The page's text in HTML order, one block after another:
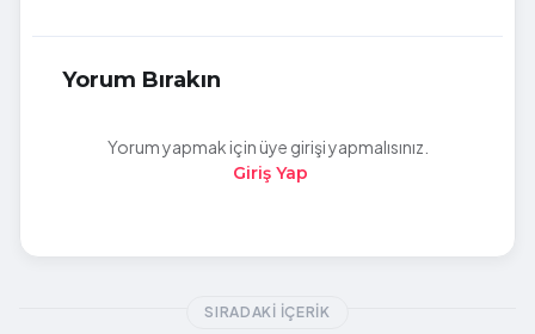
Yorum Bırakın
Yorum yapmak için üye girişi yapmalısınız.
Giriş Yap
SIRADAKI İÇERIK